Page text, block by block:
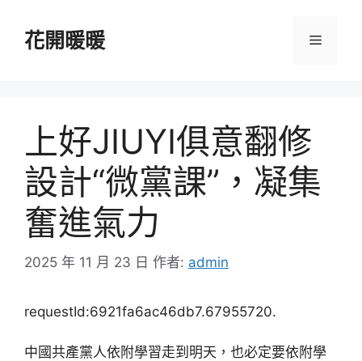
花開暖暖 選
上好JIUYI俱意翻修
設計“微黨課”，凝集
奮進氣力
2025 年 11 月 23 日 作者: admin
requestId:6921fa6ac46db7.67955720.
中國共產黨人依附學習走到明天，也必定要依附學